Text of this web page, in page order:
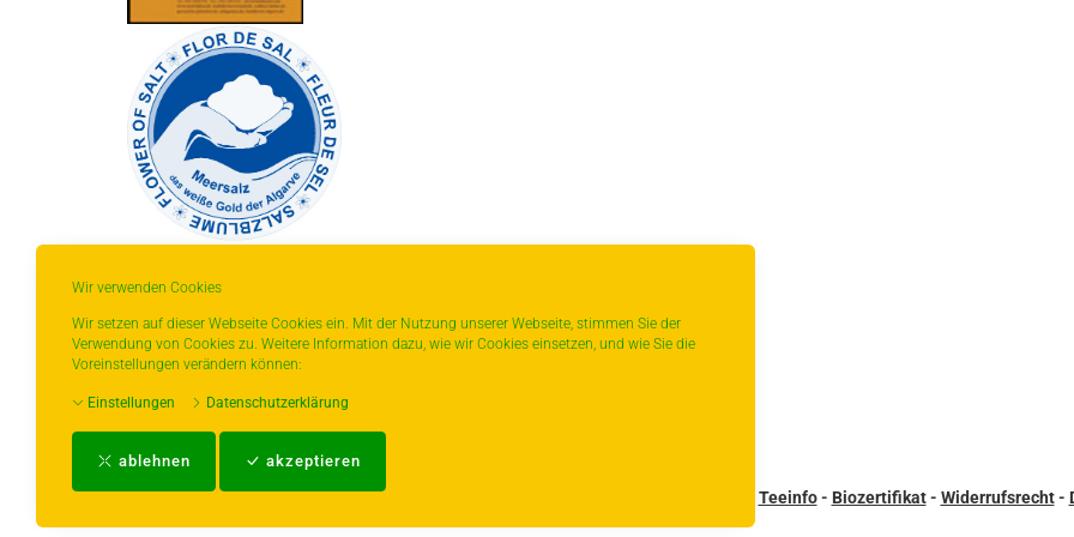
Wir verwenden Cookies
Wir setzen auf dieser Webseite Cookies ein. Mit der Nutzung unserer Webseite, stimmen Sie der
Verwendung von Cookies zu. Weitere Information dazu, wie wir Cookies einsetzen, und wie Sie die
Voreinstellungen verändern können:
Einstellungen Datenschutzerklärung
ablehnen akzeptieren
* gilt für Lieferungen innerhalb Deutschlands,
bitte der Schaltfläche mit den
Impressum-AGB- Teeinfo- Biozertifikat- Widerrufsrecht-